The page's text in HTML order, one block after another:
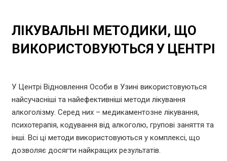
ЛІКУВАЛЬНІ МЕТОДИКИ, ЩО
ВИКОРИСТОВУЮТЬСЯ У ЦЕНТРІ
У Центрі Відновлення Особи в Узині використовуються
найсучасніші та найефективніші методи лікування
алкоголізму. Серед них – медикаментозне лікування,
психотерапія, кодування від алкоголю, групові заняття та
інші. Всі ці методи використовуються у комплексі, що
дозволяє досягти найкращих результатів.